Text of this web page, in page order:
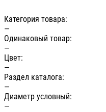
Категория товара:
—
Одинаковый товар:
—
Цвет:
—
Раздел каталога:
—
Диаметр условный:
—